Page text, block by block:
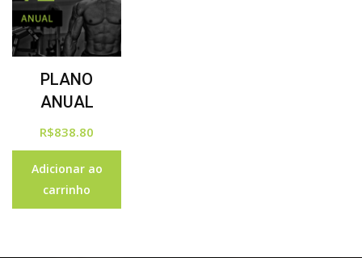
PLANO
ANUAL
R$838.80
Adicionar ao
carrinho